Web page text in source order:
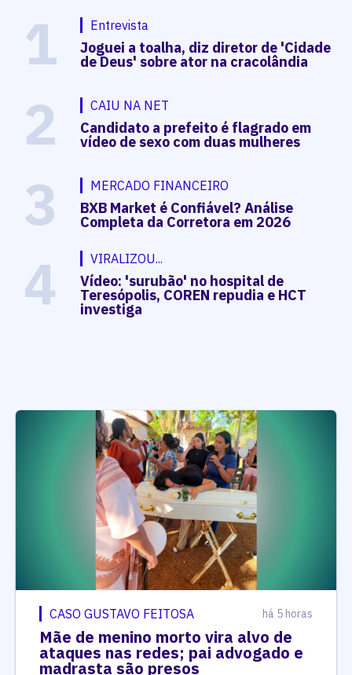
1 Entrevista
Joguei a toalha, diz diretor de 'Cidade
de Deus' sobre ator na cracolândia
2 CAIU NA NET
Candidato a prefeito é flagrado em
vídeo de sexo com duas mulheres
3 MERCADO FINANCEIRO
BXB Market é Confiável? Análise
Completa da Corretora em 2026
4 VIRALIZOU...
Vídeo: 'surubão' no hospital de
Teresópolis, COREN repudia e HCT
investiga
CASO GUSTAVO FEITOSA há 5 horas
Mãe de menino morto vira alvo de
ataques nas redes; pai advogado e
madrasta são presos